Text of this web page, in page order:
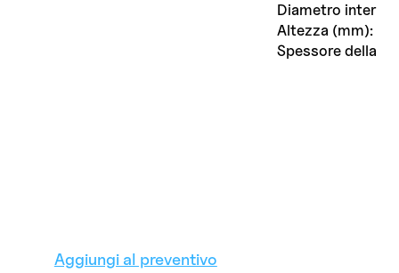
Aggiungi al preventivo
Diametro interno
Altezza (mm):
Spessore della